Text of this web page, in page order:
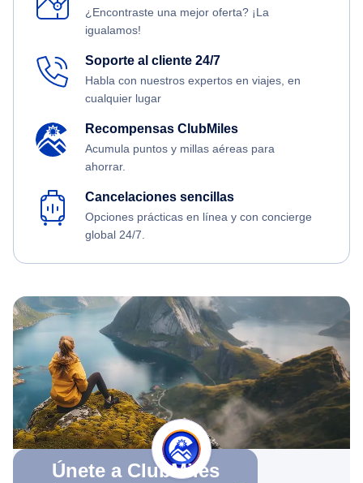
¿Encontraste una mejor oferta? ¡La
igualamos!
Soporte al cliente 24/7
Habla con nuestros expertos en viajes, en
cualquier lugar
Recompensas ClubMiles
Acumula puntos y millas aéreas para
ahorrar.
Cancelaciones sencillas
Opciones prácticas en línea y con concierge
global 24/7.
Únete a ClubMiles